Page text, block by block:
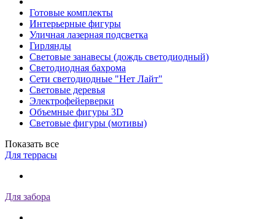
Готовые комплекты
Интерьерные фигуры
Уличная лазерная подсветка
Гирлянды
Световые занавесы (дождь светодиодный)
Светодиодная бахрома
Сети светодиодные "Нет Лайт"
Световые деревья
Электрофейерверки
Объемные фигуры 3D
Световые фигуры (мотивы)
Показать все
Для террасы
Для забора